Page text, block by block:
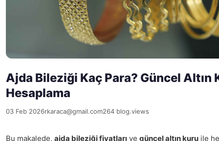
Ajda Bileziği Kaç Para? Güncel Altın
Hesaplama
03 Feb 2026rkaraca@gmail.com264 blog.views
Bu makalede, ajda bileziği fiyatları ve güncel altın kuru ile